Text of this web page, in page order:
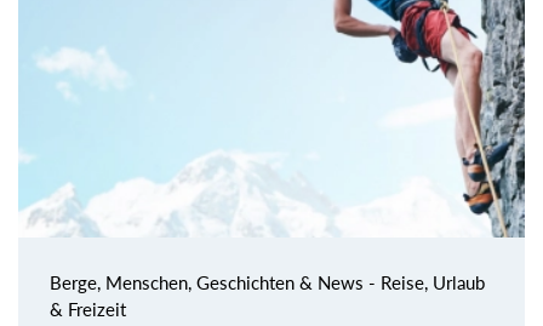
Berge, Menschen, Geschichten & News - Reise, Urlaub
& Freizeit